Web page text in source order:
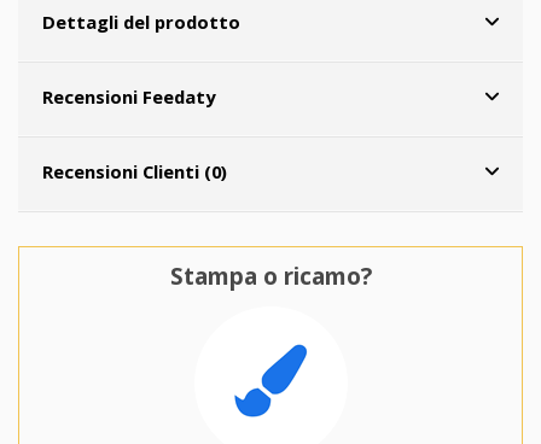
Dettagli del prodotto
Recensioni Feedaty
Recensioni Clienti (0)
Stampa o ricamo?